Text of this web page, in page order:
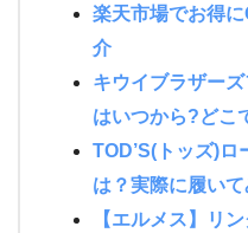
楽天市場でお得
介
キウイブラザー
はいつから?どこ
TOD’S(トッズ)
は？実際に履い
【エルメス】リ